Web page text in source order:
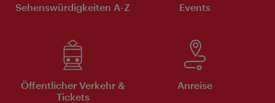
Sehenswürdigkeiten A-Z Events
Öffentlicher Verkehr &
Tickets
Anreise